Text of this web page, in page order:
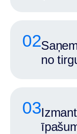
02
no
03